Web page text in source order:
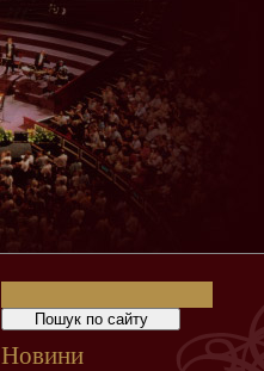
Новини